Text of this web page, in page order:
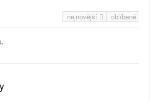
nejnovější oblíbené